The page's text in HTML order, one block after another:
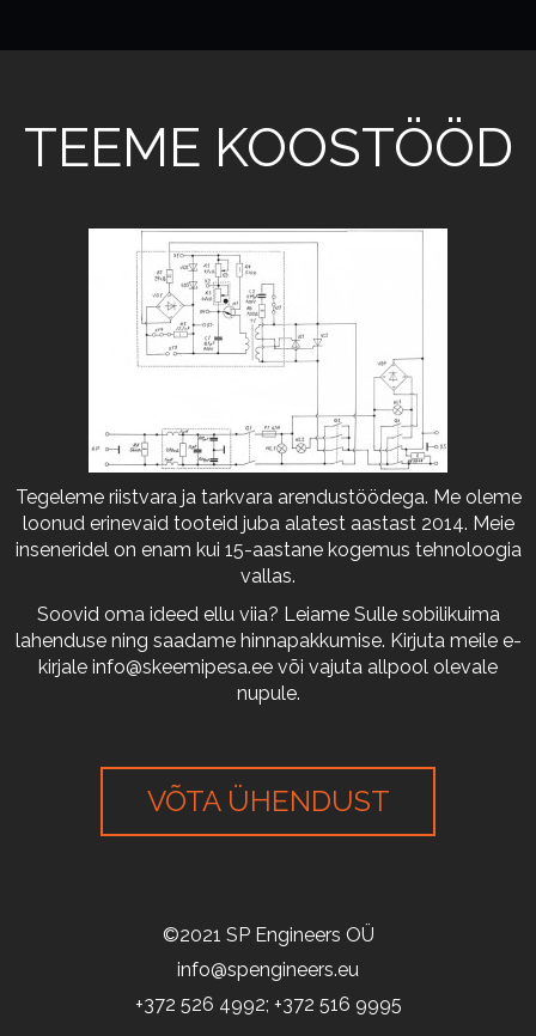
TEEME KOOSTÖÖD
Tegeleme riistvara ja tarkvara arendustöödega. Me oleme
loonud erinevaid tooteid juba alatest aastast 2014. Meie
inseneridel on enam kui 15-aastane kogemus tehnoloogia
vallas.
Soovid oma ideed ellu viia? Leiame Sulle sobilikuima
lahenduse ning saadame hinnapakkumise. Kirjuta meile e-
kirjale info@skeemipesa.ee või vajuta allpool olevale
nupule.
VÕTA ÜHENDUST
©2021 SP Engineers OÜ
info@spengineers.eu
+372 526 4992; +372 516 9995